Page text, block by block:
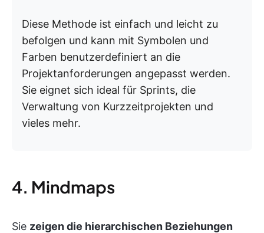
Diese Methode ist einfach und leicht zu
befolgen und kann mit Symbolen und
Farben benutzerdefiniert an die
Projektanforderungen angepasst werden.
Sie eignet sich ideal für Sprints, die
Verwaltung von Kurzzeitprojekten und
vieles mehr.
4. Mindmaps
Sie zeigen die hierarchischen Beziehungen